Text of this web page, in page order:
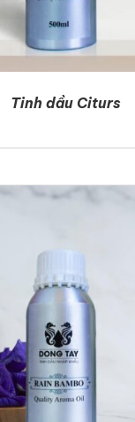
Tinh dầu Citurs